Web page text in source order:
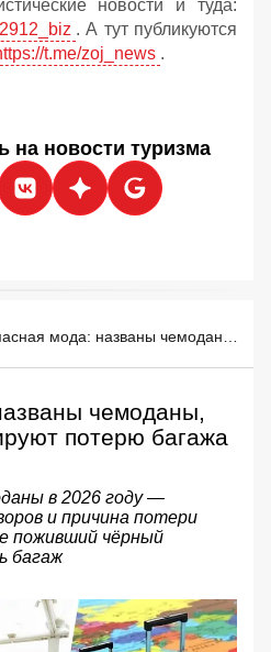
новости и туда:
. А тут публикуются
t.me/zoj_news .
на новости туризма
чемоданы,
потерю багажа
в 2026 году —
и причина потери
поживший чёрный
багаж